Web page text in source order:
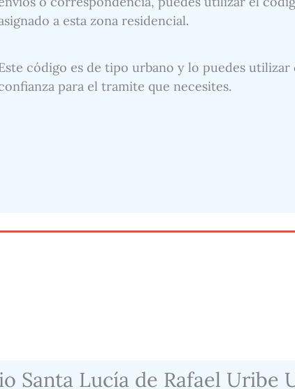
a esta zona residencial.
código es de tipo urbano y lo puedes
para el tramite que necesites.
Santa Lucía de Rafael Uribe